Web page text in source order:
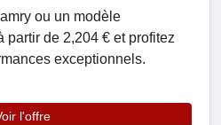
ou un modèle
partir de 2,204 € et profitez
exceptionnels.
l'offre